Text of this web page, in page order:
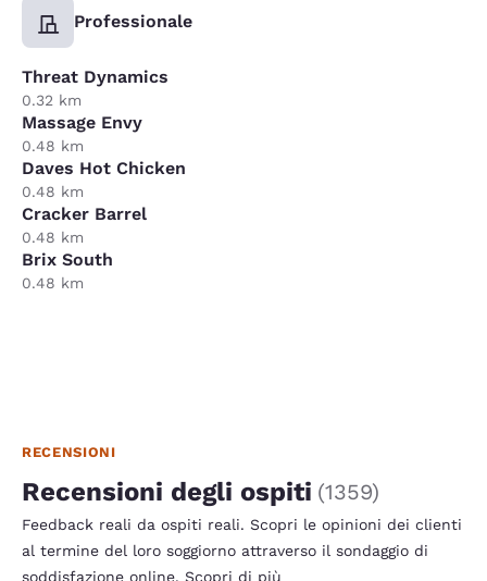
Professionale
Threat Dynamics
0.32 km
Massage Envy
0.48 km
Daves Hot Chicken
0.48 km
Cracker Barrel
0.48 km
Brix South
0.48 km
RECENSIONI
Recensioni degli ospiti (1359)
Feedback reali da ospiti reali. Scopri le opinioni dei clienti
al termine del loro soggiorno attraverso il sondaggio di
soddisfazione online. Scopri di più